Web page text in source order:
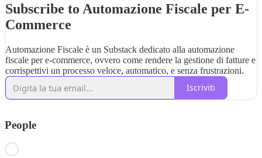
Subscribe to Automazione Fiscale per E-
Commerce
Automazione Fiscale è un Substack dedicato alla automazione
fiscale per e-commerce, ovvero come rendere la gestione di fatture e
corrispettivi un processo veloce, automatico, e senza frustrazioni.
Iscriviti
People